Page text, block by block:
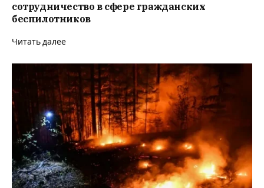
сотрудничество в сфере гражданских
беспилотников
Читать далее